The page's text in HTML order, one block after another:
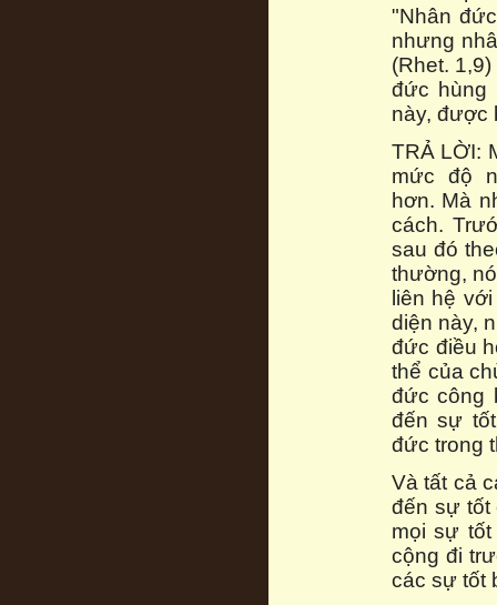
"Nhân
nhưng
(Rhet.
đức hùng
này, được
TRẢ LỜI:
mức độ
hơn. Mà
cách.
sau đó
thường,
liên hệ
diện này,
đức điều
thể của
đức công
đến sự
đức trong
Và tất cả
đến sự tốt
mọi sự
cộng đi
các sự tốt